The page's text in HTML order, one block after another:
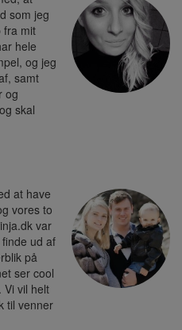
som jeg
fra mit
hele
og jeg
samt
og
skal
at have
vores to
var
ud af
på
ser cool
Vi vil helt
til venner